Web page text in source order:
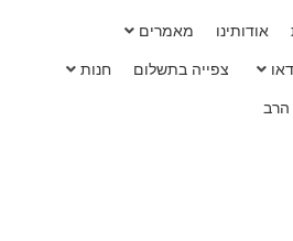
אודותינו
מאמרים
צפייה בתשלום
חנות